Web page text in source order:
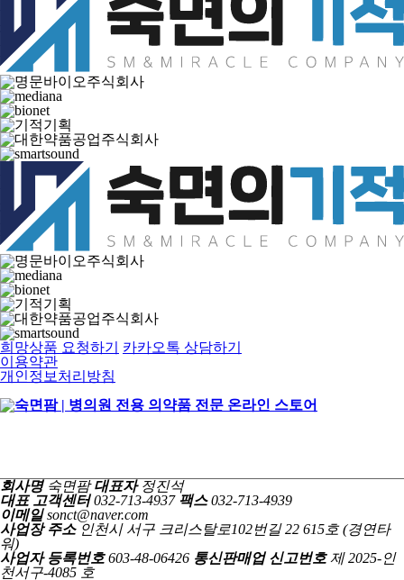
희망상품 요청하기
카카오톡 상담하기
이용약관
개인정보처리방침
회사명숙면팜 대표자 정진석
대표 고객센터032-713-4937 팩스032-713-4939
이메일sonct@naver.com
사업장 주소 인천시 서구 크리스탈로102번길 22 615호 (경연타
워)
사업자 등록번호603-48-06426 통신판매업 신고번호제 2025-인
천서구-4085 호